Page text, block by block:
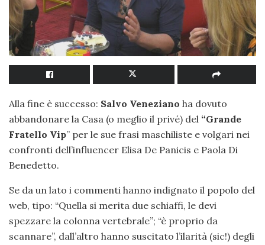
Alla fine è successo: Salvo Veneziano ha dovuto
abbandonare la Casa (o meglio il privé) del “Grande
Fratello Vip” per le sue frasi maschiliste e volgari nei
confronti dell’influencer Elisa De Panicis e Paola Di
Benedetto.
Se da un lato i commenti hanno indignato il popolo del
web, tipo: “Quella si merita due schiaffi, le devi
spezzare la colonna vertebrale”; “è proprio da
scannare”, dall’altro hanno suscitato l’ilarità (sic!) degli